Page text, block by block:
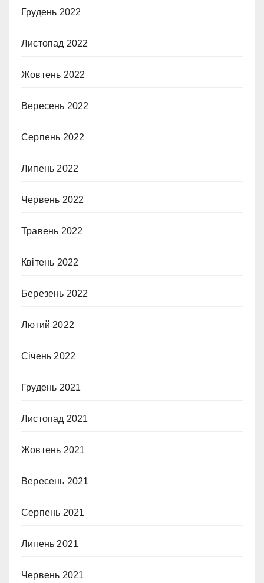
Грудень 2022
Листопад 2022
Жовтень 2022
Вересень 2022
Серпень 2022
Липень 2022
Червень 2022
Травень 2022
Квітень 2022
Березень 2022
Лютий 2022
Січень 2022
Грудень 2021
Листопад 2021
Жовтень 2021
Вересень 2021
Серпень 2021
Липень 2021
Червень 2021